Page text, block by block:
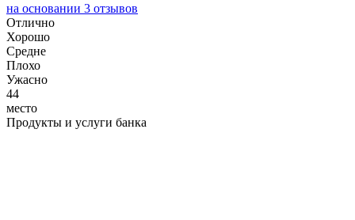
на основании 3 отзывов
Отлично
Хорошо
Cредне
Плохо
Ужасно
44
место
Продукты и услуги банка